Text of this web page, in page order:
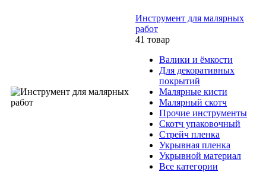
Инструмент для малярных
работ
41 товар
Валики и ёмкости
Для декоративных
покрытий
Малярные кисти
Малярный скотч
Прочие инструменты
Скотч упаковочный
Стрейч пленка
Укрывная пленка
Укрывной материал
Все категории